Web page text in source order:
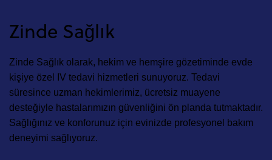
Zinde Sağlık
Zinde Sağlık olarak, hekim ve hemşire gözetiminde evde
kişiye özel IV tedavi hizmetleri sunuyoruz. Tedavi
süresince uzman hekimlerimiz, ücretsiz muayene
desteğiyle hastalarımızın güvenliğini ön planda tutmaktadır.
Sağlığınız ve konforunuz için evinizde profesyonel bakım
deneyimi sağlıyoruz.